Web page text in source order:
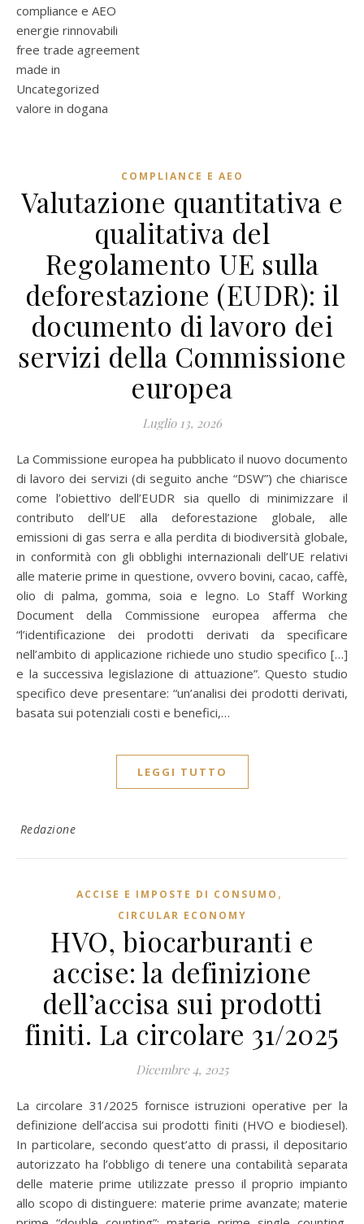
compliance e AEO
energie rinnovabili
free trade agreement
made in
Uncategorized
valore in dogana
COMPLIANCE E AEO
Valutazione quantitativa e
qualitativa del
Regolamento UE sulla
deforestazione (EUDR): il
documento di lavoro dei
servizi della Commissione
europea
Luglio 13, 2026
La Commissione europea ha pubblicato il nuovo documento
di lavoro dei servizi (di seguito anche “DSW”) che chiarisce
come l’obiettivo dell’EUDR sia quello di minimizzare il
contributo dell’UE alla deforestazione globale, alle
emissioni di gas serra e alla perdita di biodiversità globale,
in conformità con gli obblighi internazionali dell’UE relativi
alle materie prime in questione, ovvero bovini, cacao, caffè,
olio di palma, gomma, soia e legno. Lo Staff Working
Document della Commissione europea afferma che
“l’identificazione dei prodotti derivati da specificare
nell’ambito di applicazione richiede uno studio specifico […]
e la successiva legislazione di attuazione”. Questo studio
specifico deve presentare: “un’analisi dei prodotti derivati,
basata sui potenziali costi e benefici,…
LEGGI TUTTO
Redazione
ACCISE E IMPOSTE DI CONSUMO ,
CIRCULAR ECONOMY
HVO, biocarburanti e
accise: la definizione
dell’accisa sui prodotti
finiti. La circolare 31/2025
Dicembre 4, 2025
La circolare 31/2025 fornisce istruzioni operative per la
definizione dell’accisa sui prodotti finiti (HVO e biodiesel).
In particolare, secondo quest’atto di prassi, il depositario
autorizzato ha l’obbligo di tenere una contabilità separata
delle materie prime utilizzate presso il proprio impianto
allo scopo di distinguere: materie prime avanzate; materie